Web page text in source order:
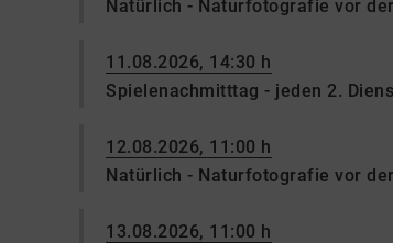
Natürlich - Naturfotografie vor
11.08.2026, 14:30 h
Spielenachmitttag - jeden 2.
12.08.2026, 11:00 h
Natürlich - Naturfotografie vor
13.08.2026, 11:00 h